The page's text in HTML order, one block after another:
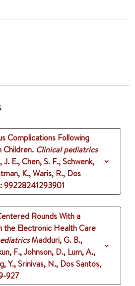
Complications Following
Children. Clinical pediatrics
J. E., Chen, S. F., Schwenk,
K., Waris, R., Dos
: 99228241293901
Rounds With a
the Electronic Health Care
Madduri, G. B.,
F., Johnson, D., Lum, A.,
Y., Srinivas, N., Dos Santos,
927